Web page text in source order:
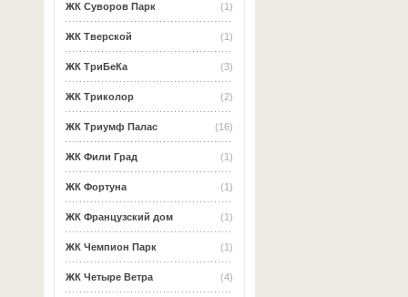
(1)
ЖК Суворов Парк
(1)
ЖК Тверской
(3)
ЖК ТриБеКа
(2)
ЖК Триколор
(16)
ЖК Триумф Палас
(1)
ЖК Фили Град
(1)
ЖК Фортуна
(1)
ЖК Французский дом
(1)
ЖК Чемпион Парк
(4)
ЖК Четыре Ветра